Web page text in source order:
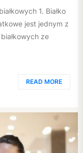
1. Białko
jest jednym z
ze
READ MORE